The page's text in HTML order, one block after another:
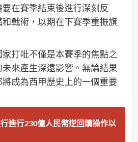
在賽季結束後進行深刻反
戰術，以期在下賽季重振旗
打吡不僅是本賽季的焦點之
來產生深遠影響。無論結果
成為西甲歷史上的一個重要
進行230億人民幣逆回購操作以